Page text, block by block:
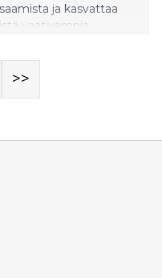
ja kasvattaa
vaativampia
>>